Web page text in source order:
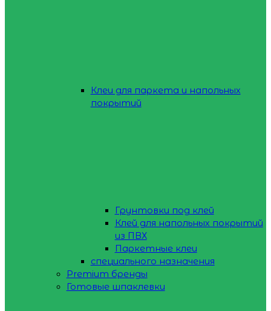
Клеи для паркета и напольных
покрытий
Грунтовки под клей
Клей для напольных покрытий
из ПВХ
Паркетные клеи
специального назначения
Premium бренды
Готовые шпаклевки